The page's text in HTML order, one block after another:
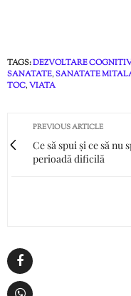
TAGS:DEZVOLTARE
SANATATE,SANATATE
TOC,VIATA
PREVIOUS ARTICLE
Ce să spui și ce să
perioadă dificilă